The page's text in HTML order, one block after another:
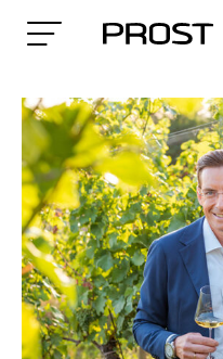
Search